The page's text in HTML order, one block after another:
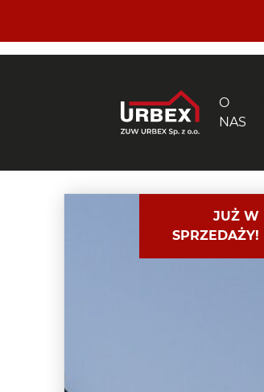
O
NAS
JUŻ W
SPRZEDAŻY!